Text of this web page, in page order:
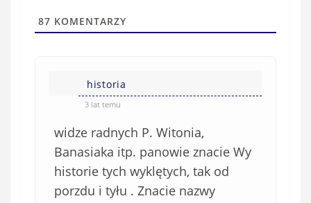
w
(
87 KOMENTARZY
historia
3 lat temu
widze radnych P. Witonia,
Banasiaka itp. panowie znacie Wy
historie tych wyklętych, tak od
porzdu i tyłu . Znacie nazwy